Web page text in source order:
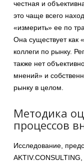
честная и
это чаще всего
«измерить» ее по
Она существует как
коллеги по рынку.
также нет
мнений» и
рынку в целом.
Методика
процессов
Исследование,